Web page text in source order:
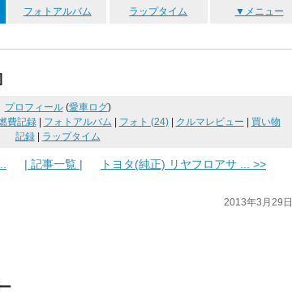
フォトアルバム ラップタイム ▼メニュー
プロフィール(愛車ログ)
費記録| フォトアルバム フォト (24)| クルマレビュー
買い物
記録| ラップタイム
| 記事一覧 | トヨタ(純正) リヤフロアサ ... >>
2013年3月29日